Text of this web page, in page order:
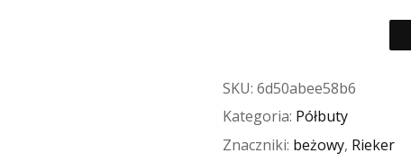
SKU: 6d50abee58b6
Kategoria: Półbuty
Znaczniki: beżowy, Rieker